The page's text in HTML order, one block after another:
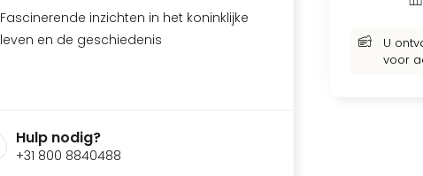
U
voor
Fascinerende inzichten in het koninklijke
leven en de geschiedenis
Hulp nodig?
+31 800 8840488